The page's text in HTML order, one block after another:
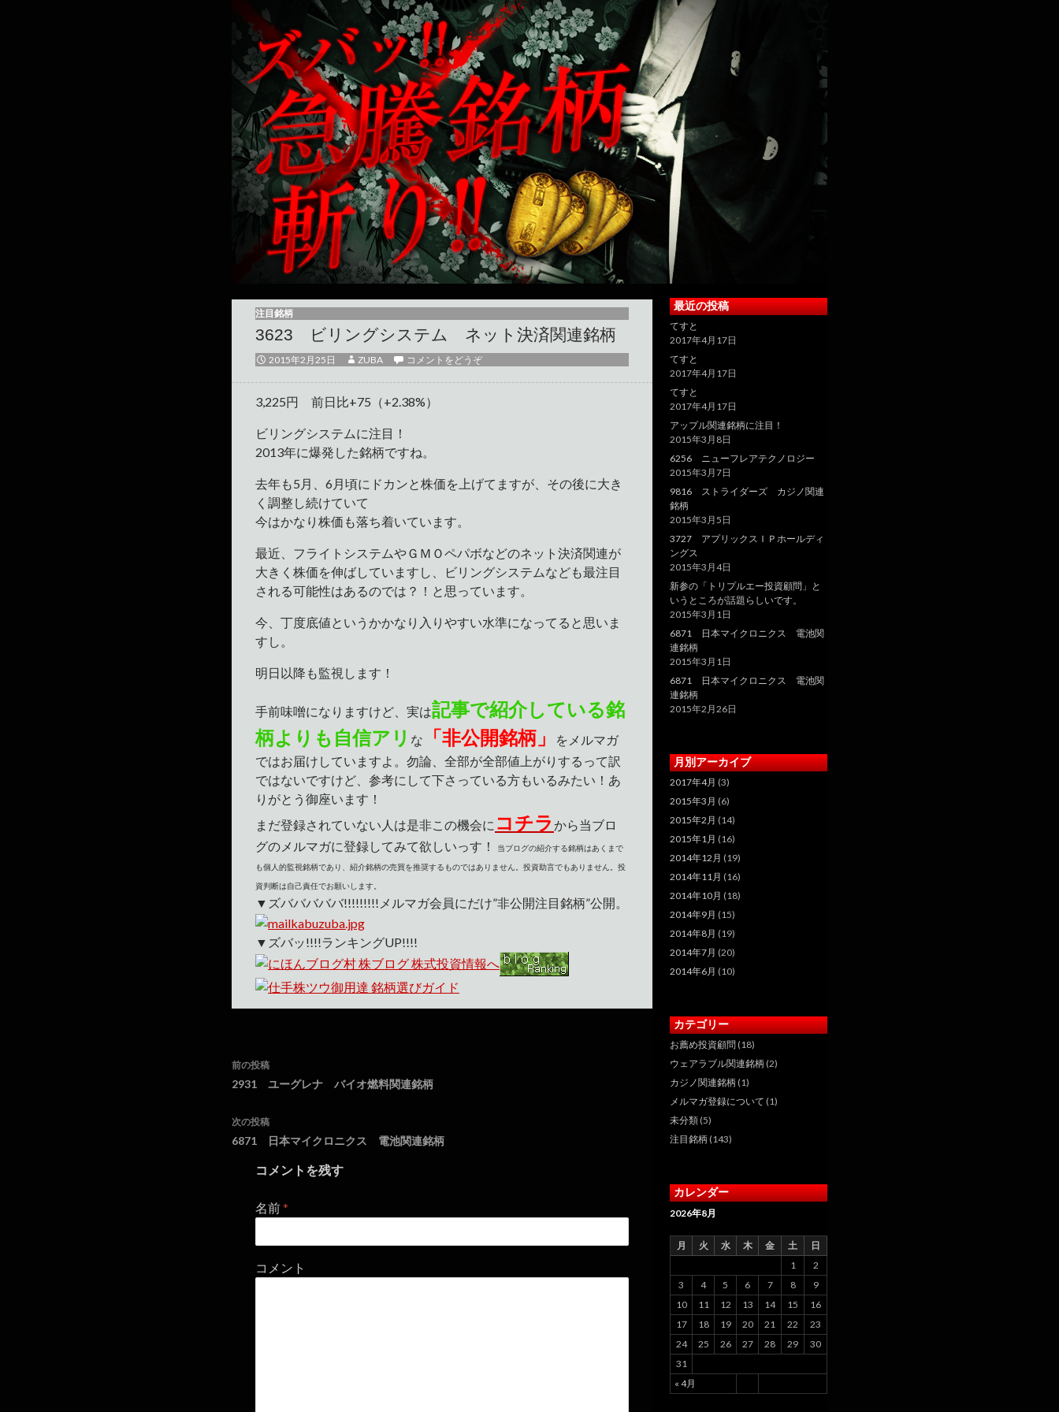
注目銘柄
3623 ビリングシステム ネット決済関連銘柄
2015年2月25日 ZUBA コメントをどうぞ
3,225円 前日比+75（+2.38%）
ビリングシステムに注目！
2013年に爆発した銘柄ですね。
去年も5月、6月頃にドカンと株価を上げてますが、その後に大き
く調整し続けていて
今はかなり株価も落ち着いています。
最近、フライトシステムやＧＭＯペパボなどのネット決済関連が
大きく株価を伸ばしていますし、ビリングシステムなども最注目
される可能性はあるのでは？！と思っています。
今、丁度底値というかかなり入りやすい水準になってると思いま
すし。
明日以降も監視します！
手前味噌になりますけど、実は記事で紹介している銘
柄よりも自信アリ な 「非公開銘柄」
をメルマガ
ではお届けしていますよ。勿論、全部が全部値上がりするって訳
ではないですけど、参考にして下さっている方もいるみたい！あ
りがとう御座います！
まだ登録されていない人は是非この機会に コチラ から当ブロ
グのメルマガに登録してみて欲しいっす！
当ブログの紹介する銘柄はあくまで
も個人的監視銘柄であり、紹介銘柄の売買を推奨するものではありません。投資助言でもありません。投
資判断は自己責任でお願いします。
▼ズバババババ!!!!!!!!!メルマガ会員にだけ”非公開注目銘柄”公開。
▼ズバッ!!!!ランキングUP!!!!
投稿ナビゲーション
前の投稿
2931 ユーグレナ バイオ燃料関連銘柄
次の投稿
6871 日本マイクロニクス 電池関連銘柄
コメントを残す
名前*
コメント
最近の投稿
てすと
2017年4月17日
てすと
2017年4月17日
てすと
2017年4月17日
アップル関連銘柄に注目！
2015年3月8日
6256 ニューフレアテクノロジー
2015年3月7日
9816 ストライダーズ カジノ関連
銘柄
2015年3月5日
3727 アプリックスＩＰホールディ
ングス
2015年3月4日
新参の「トリプルエー投資顧問」と
いうところが話題らしいです。
2015年3月1日
6871 日本マイクロニクス 電池関
連銘柄
2015年3月1日
6871 日本マイクロニクス 電池関
連銘柄
2015年2月26日
月別アーカイブ
2017年4月 (3)
2015年3月 (6)
2015年2月 (14)
2015年1月 (16)
2014年12月 (19)
2014年11月 (16)
2014年10月 (18)
2014年9月 (15)
2014年8月 (19)
2014年7月 (20)
2014年6月 (10)
カテゴリー
お薦め投資顧問 (18)
ウェアラブル関連銘柄 (2)
カジノ関連銘柄 (1)
メルマガ登録について (1)
未分類 (5)
注目銘柄 (143)
カレンダー
2026年8月
月 火 水 木 金 土 日
« 4月
1
2
3
4 5 6 7 8
9
10
11 12 13 14 15
16
17
18 19 20 21 22
23
24
25 26 27 28 29
30
31